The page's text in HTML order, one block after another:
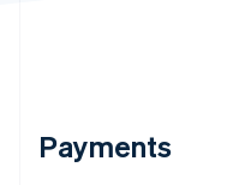
Payments
English